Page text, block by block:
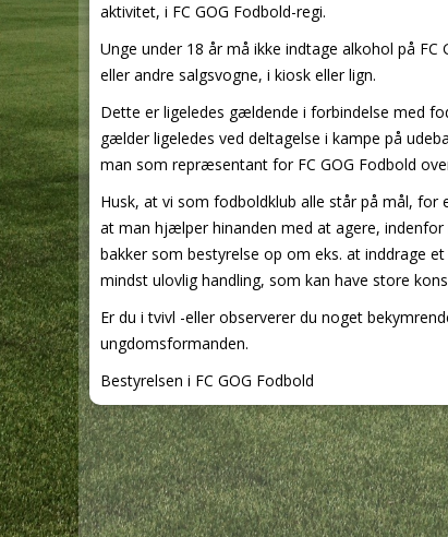
aktivitet, i FC GOG Fodbold-regi.
Unge under 18 år må ikke indtage alkohol på
eller andre salgsvogne, i kiosk eller lign.
Dette er ligeledes gældende i forbindelse med
gælder ligeledes ved deltagelse i kampe på
man som repræsentant for FC GOG Fodbold
Husk, at vi som fodboldklub alle står på mål,
at man hjælper hinanden med at agere,
bakker som bestyrelse op om eks. at inddrage
mindst ulovlig handling, som kan have store
Er du i tvivl -eller observerer du noget
ungdomsformanden.
Bestyrelsen i FC GOG Fodbold